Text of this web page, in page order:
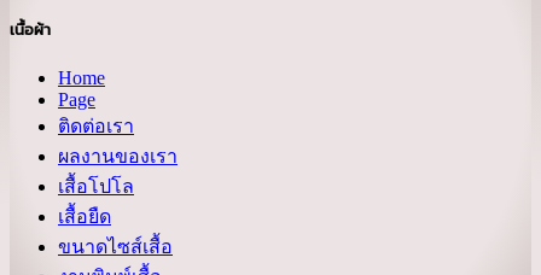
เนื้อผ้า
Home
Page
ติดต่อเรา
ผลงานของเรา
เสื้อโปโล
เสื้อยืด
ขนาดไซส์เสื้อ